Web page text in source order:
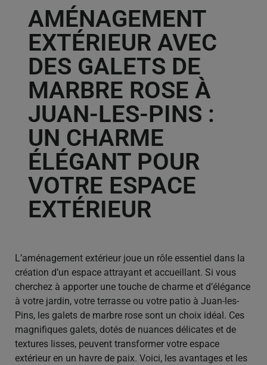
AMÉNAGEMENT
EXTÉRIEUR AVEC
DES GALETS DE
MARBRE ROSE À
JUAN-LES-PINS :
UN CHARME
ÉLÉGANT POUR
VOTRE ESPACE
EXTÉRIEUR
L’aménagement extérieur joue un rôle essentiel dans la
création d’un espace attrayant et accueillant. Si vous
cherchez à apporter une touche de charme et d’élégance
à votre jardin, votre terrasse ou votre patio à Juan-les-
Pins, les galets de marbre rose sont un choix idéal. Ces
magnifiques galets, dotés de nuances délicates et de
textures lisses, peuvent transformer votre espace
extérieur en un havre de paix. Voici, les avantages et les